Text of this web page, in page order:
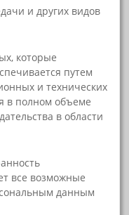
и других видов
которые
путем
и технических
в полном объеме
в области
все возможные
данным